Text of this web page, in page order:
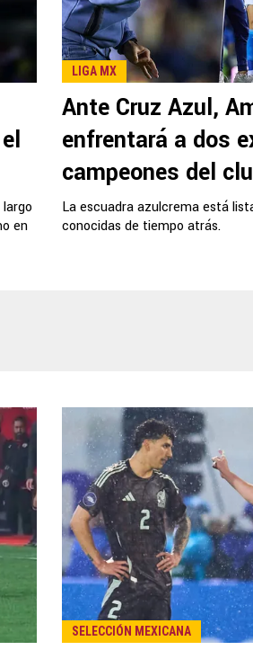
en
LIGA MX
Ante Cruz Azul,
enfrentará a dos
campeones del
La escuadra azulcrema está
conocidas de tiempo atrás.
SELECCIÓN MEXICANA